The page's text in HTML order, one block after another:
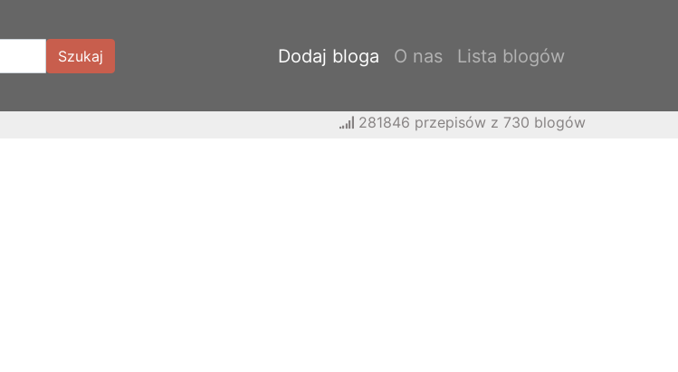
Szukaj Dodaj bloga O nas Lista blogów
281846 przepisów z 730 blogów